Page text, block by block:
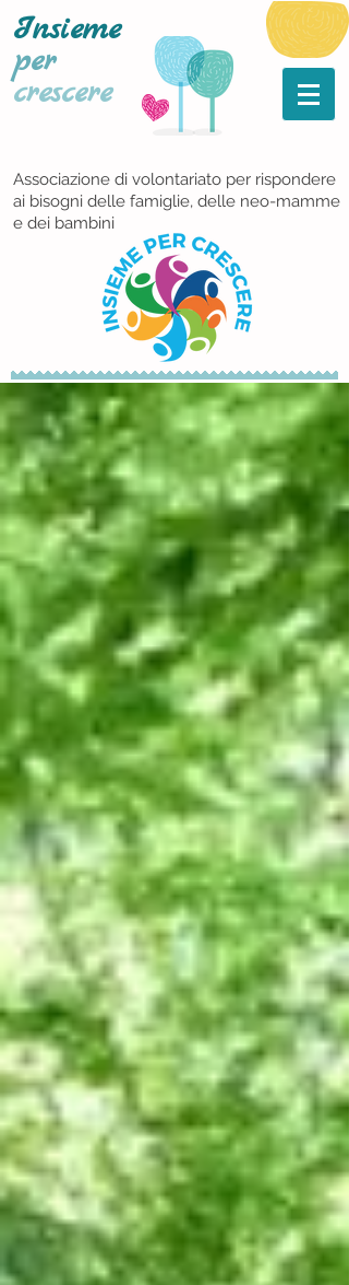
Insieme
per
crescere
Associazione di volontariato per rispondere
ai bisogni delle famiglie, delle neo-mamme
e dei bambini